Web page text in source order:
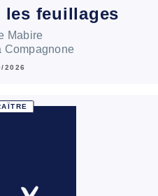
les feuillages
Mabire
Compagnone
2026